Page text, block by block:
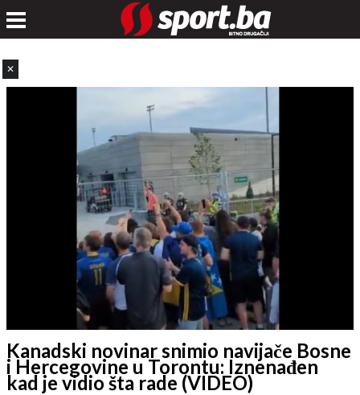
✕
Kanadski novinar snimio navijače Bosne
i Hercegovine u Torontu: Iznenađen
kad je vidio šta rade (VIDEO)